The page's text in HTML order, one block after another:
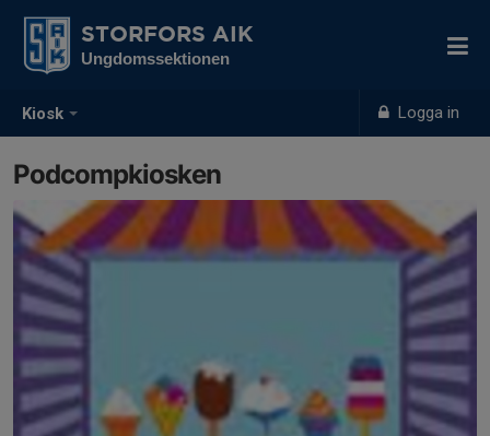
Kiosk Logga in
STORFORS AIK
Ungdomssektionen
Podcompkiosken